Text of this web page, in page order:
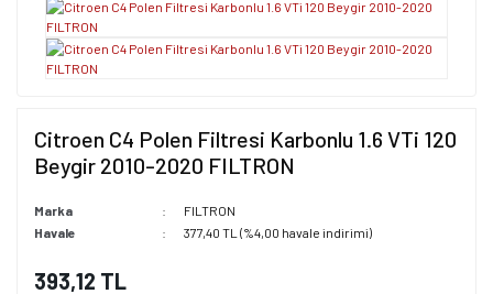
Citroen C4 Polen Filtresi Karbonlu 1.6 VTi 120
Beygir 2010-2020 FILTRON
Marka
FILTRON
Havale
377,40 TL (%4,00 havale indirimi)
393,12 TL